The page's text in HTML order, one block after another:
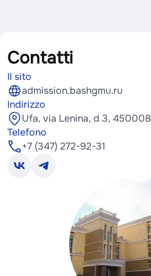
Contatti
Il sito
admission.bashgmu.ru
Indirizzo
Ufa, via Lenina, d 3, 450008
Telefono
+7 (347) 272-92-31